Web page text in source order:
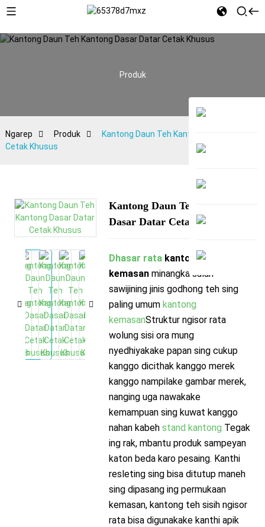
Produk
Ngarep Produk
Kantong Daun Teh Kantong Dasar Datar
Cetak Khusus
Kantong Daun Teh Kantong
Dasar Datar Cetak Khusus
Dhasar ratakantong teh
kemasanminangka salah
sawijining jinis godhong teh sing
paling umum kantong
kemasanStruktur ngisor rata
wolung sisi ora mung
nyedhiyakake papan sing cukup
kanggo dicithak kanggo merek
kanggo nampilake gambar merek,
nanging uga nawakake
kemampuan sing kuwat kanggo
nahan kabeh stand kantong Tegak
ing rak, mbantu produk sampeyan
katon beda karo pesaing. Kanthi
resleting sing bisa ditutup maneh
sing dipasang ing permukaan
kemasan, kantong teh sisih ngisor
rata bisa digunakake kanthi apik